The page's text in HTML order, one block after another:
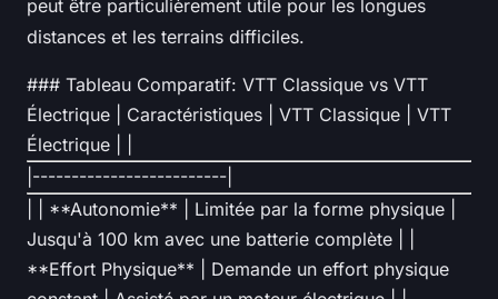
peut être particulièrement utile pour les longues
distances et les terrains difficiles.
### Tableau Comparatif: VTT Classique vs VTT
Électrique | Caractéristiques | VTT Classique | VTT
Électrique | |
|-------------------------|
| | **Autonomie** | Limitée par la forme physique |
Jusqu'à 100 km avec une batterie complète | |
**Effort Physique** | Demande un effort physique